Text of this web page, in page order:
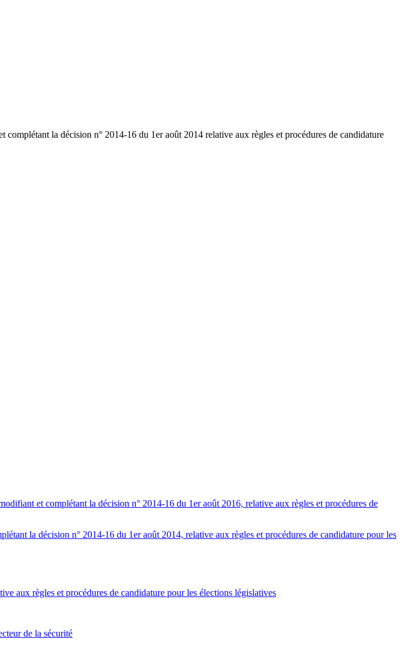
la décision n° 2014-16 du 1er août 2014 relative aux règles et procédures de candidature
et complétant la décision n° 2014-16 du 1er août 2016, relative aux règles et procédures de
la décision n° 2014-16 du 1er août 2014, relative aux règles et procédures de candidature pour les
aux règles et procédures de candidature pour les élections législatives
de la sécurité